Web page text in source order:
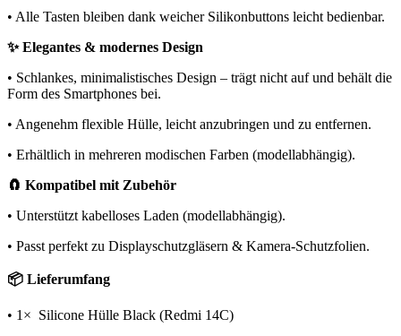
• Alle Tasten bleiben dank weicher Silikonbuttons leicht bedienbar.
✨ Elegantes & modernes Design
• Schlankes, minimalistisches Design – trägt nicht auf und behält die
Form des Smartphones bei.
• Angenehm flexible Hülle, leicht anzubringen und zu entfernen.
• Erhältlich in mehreren modischen Farben (modellabhängig).
🧲 Kompatibel mit Zubehör
• Unterstützt kabelloses Laden (modellabhängig).
• Passt perfekt zu Displayschutzgläsern & Kamera-Schutzfolien.
📦 Lieferumfang
• 1× Silicone Hülle Black (Redmi 14C)